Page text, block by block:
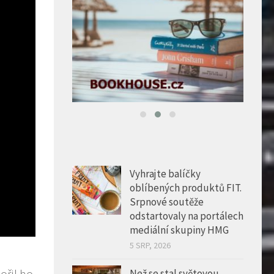
Vyhrajte balíčky
oblíbených produktů FIT.
Srpnové soutěže
odstartovaly na portálech
mediální skupiny HMG
5 SRP, 2026